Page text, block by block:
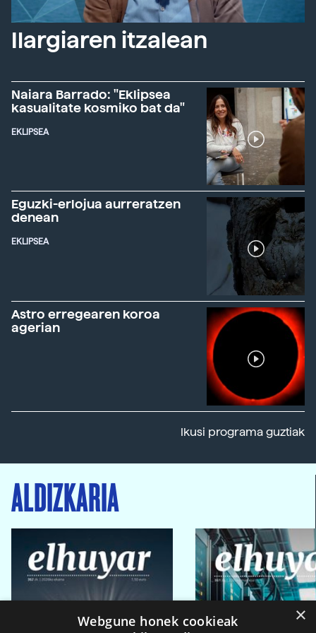
Ilargiaren itzalean
Naiara Barrado: "Eklipsea
kasualitate kosmiko bat da"
EKLIPSEA
Eguzki-erlojua aurreratzen
denean
EKLIPSEA
Astro erregearen koroa
agerian
Ikusi programa guztiak
ALDIZKARIA
×
Webgune honek cookieak